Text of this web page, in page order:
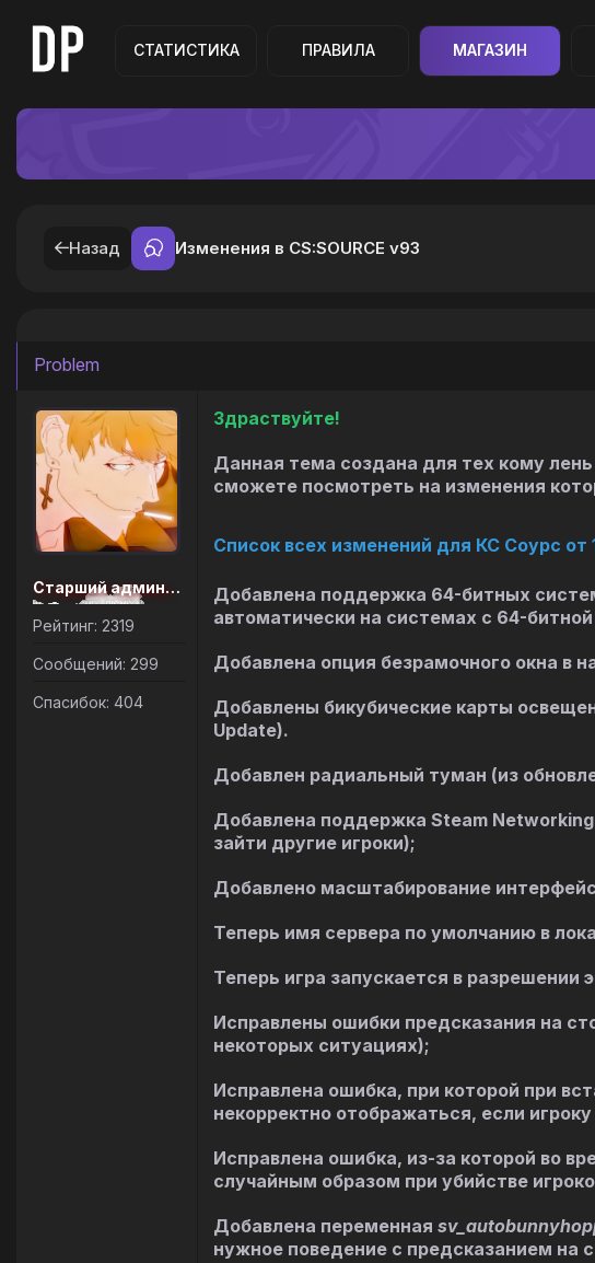
СТАТИСТИКА ПРАВИЛА МАГАЗИН
Назад Изменения в CS:SOURCE v93
Problem
Старший администратор
Рейтинг: 2319
Сообщений: 299
Спасибок: 404
Здраствуйте!
Данная тема создана для тех кому
сможете посмотреть на изменения
Список всех изменений для КС Соурс от
Добавлена поддержка 64-битных
автоматически на системах с 64-
Добавлена опция безрамочного окна в
Добавлены бикубические карты
Update).
Добавлен радиальный туман (из
Добавлена поддержка Steam
зайти другие игроки);
Добавлено масштабирование
Теперь имя сервера по умолчанию в
Теперь игра запускается в
Исправлены ошибки предсказания на
некоторых ситуациях);
Исправлена ошибка, при которой при
некорректно отображаться, если
Исправлена ошибка, из-за которой во
случайным образом при убийстве
Добавлена переменная
нужное поведение с предсказанием на